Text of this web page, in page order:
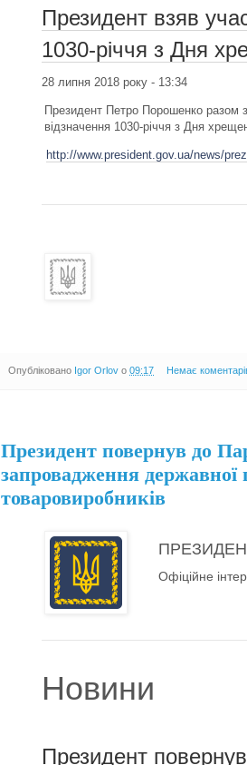
Президент взяв
1030-річчя з Дня
28 липня 2018 року - 13:34
Президент Петро Порошенко разом
відзначення 1030-річчя з Дня
http://www.president.gov.ua/news/
Опубліковано Igor Orlov о 09:17 Немає
Президент повернув до
запровадження державної
товаровиробників
Офіційне
Новини
Президент